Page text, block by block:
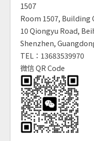
1507
Room 1507, Building
10 Qiongyu Road,
Shenzhen,
TEL：13683539970
微信 QR Code